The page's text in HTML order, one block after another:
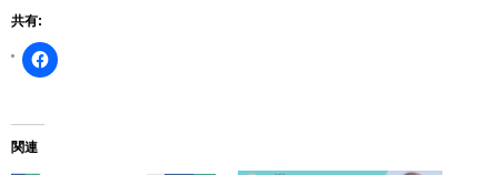
共有:
Facebook
で
関連